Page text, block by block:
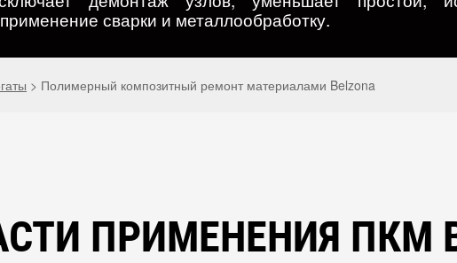
сварки и металлообработку.
> Полимерный композитный ремонт материалами Belzona
ПРИМЕНЕНИЯ ПКМ